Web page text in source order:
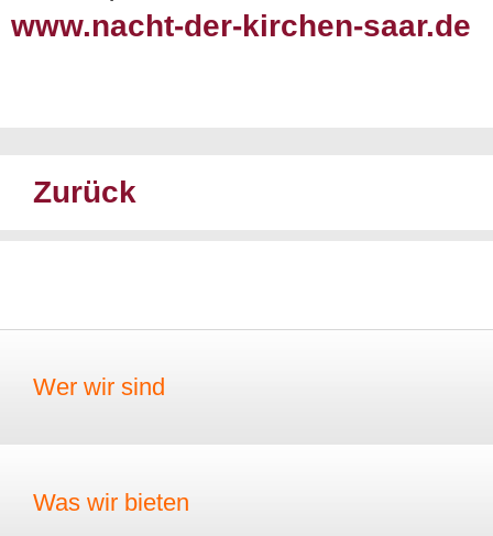
www.nacht-der-kirchen-saar.de
Zurück
Wer wir sind
Was wir bieten